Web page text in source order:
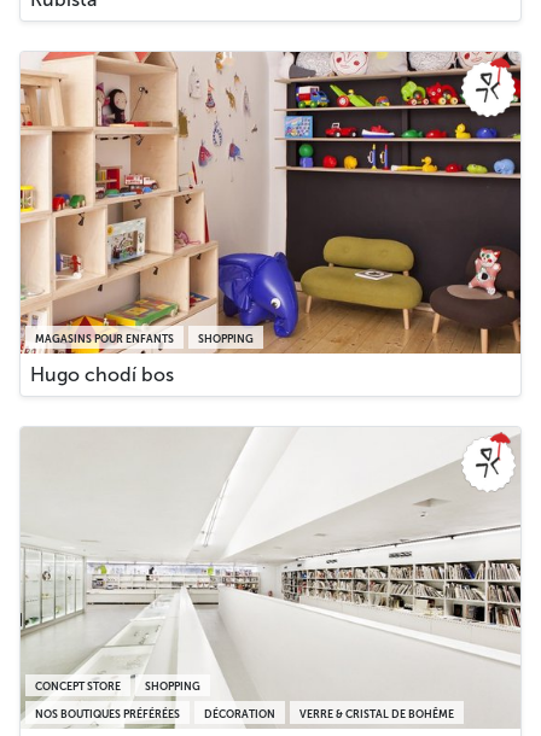
MAGASINS POUR ENFANTS SHOPPING
Hugo chodí bos
NOS BOUTIQUES PRÉFÉRÉES DÉCORATION VERRE & CRISTAL DE BOHÊME
CONCEPT STORE SHOPPING